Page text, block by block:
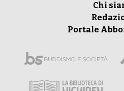
Chi
Portale